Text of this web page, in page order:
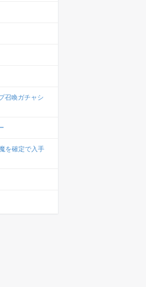
召喚ガチャシ
を確定で入手